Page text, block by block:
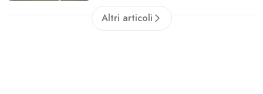
Altri articoli